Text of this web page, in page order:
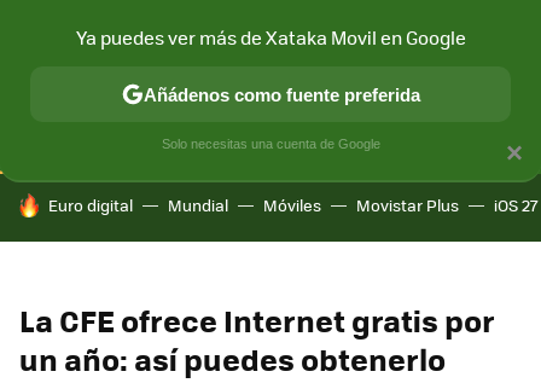
CONECTIVIDAD MÓVIL Y SOCIEDAD APLICACIONES
HOY SE HABLA DE
Euro digital Mundial Móviles Movistar Plus iOS 27
La CFE ofrece Internet gratis por
un año: así puedes obtenerlo
×
Ya puedes ver más de Xataka Movil en Google
Añádenos como fuente preferida
Solo necesitas una cuenta de Google